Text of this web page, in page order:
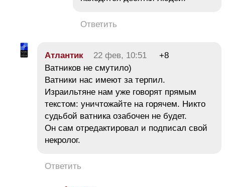
Ответить
Атлантик 22 фев, 10:51
+8
Ватников не смутило)
Ватники нас имеют за терпил.
Израильтяне нам уже говорят прямым
текстом: уничтожайте на горячем. Никто
судьбой ватника озабочен не будет.
Он сам отредактировал и подписал свой
некролог.
Ответить